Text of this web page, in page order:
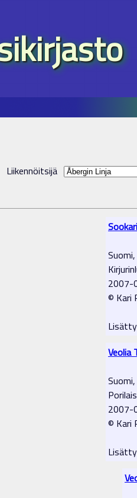
Liikennöitsijä
Sookari
2007-
© Kari
Veolia
2007-
© Kari